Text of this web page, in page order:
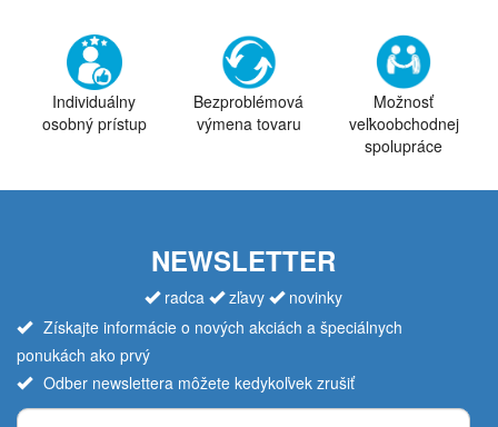
Individuálny
osobný prístup
Bezproblémová
výmena tovaru
Možnosť
veľkoobchodnej
spolupráce
NEWSLETTER
radca zľavy
novinky
Získajte informácie o nových akciách a špeciálnych
ponukách ako prvý
Odber newslettera môžete kedykoľvek zrušiť